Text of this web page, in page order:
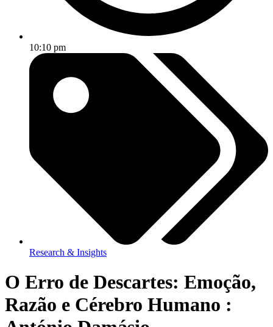
10:10 pm
Research & Insights
O Erro de Descartes: Emoção,
Razão e Cérebro Humano :